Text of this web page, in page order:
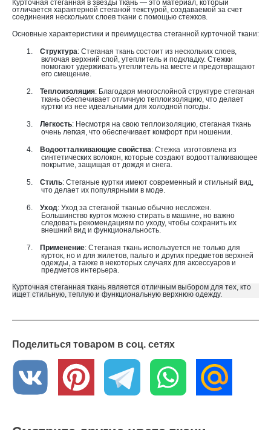
Курточная стеганная в звезды ткань — это материал, который
отличается характерной стеганой текстурой, создаваемой за счет
соединения нескольких слоев ткани с помощью стежков.
Основные характеристики и преимущества стеганной курточной ткани:
1. Структура: Стеганая ткань состоит из нескольких слоев,
включая верхний слой, утеплитель и подкладку. Стежки
помогают удерживать утеплитель на месте и предотвращают
его смещение.
2. Теплоизоляция: Благодаря многослойной структуре стеганая
ткань обеспечивает отличную теплоизоляцию, что делает
куртки из нее идеальными для холодной погоды.
3. Легкость: Несмотря на свою теплоизоляцию, стеганая ткань
очень легкая, что обеспечивает комфорт при ношении.
4. Водоотталкивающие свойства: Стежка изготовлена из
синтетических волокон, которые создают водоотталкивающее
покрытие, защищая от дождя и снега.
5. Стиль: Стеганые куртки имеют современный и стильный вид,
что делает их популярными в моде.
6. Уход: Уход за стеганой тканью обычно несложен.
Большинство курток можно стирать в машине, но важно
следовать рекомендациям по уходу, чтобы сохранить их
внешний вид и функциональность.
7. Применение: Стеганая ткань используется не только для
курток, но и для жилетов, пальто и других предметов верхней
одежды, а также в некоторых случаях для аксессуаров и
предметов интерьера.
Курточная стеганная ткань является отличным выбором для тех, кто
ищет стильную, теплую и функциональную верхнюю одежду.
ткань по оптовой цене от 6 метров. Мы осуществляем доставку по
удовольствием Вам помогут.
Поделиться товаром в соц. сетях